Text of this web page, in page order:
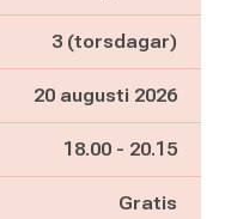
3 (torsdagar)
20 augusti 2026
Pågår mellan
18.00 - och
20.15
Gratis